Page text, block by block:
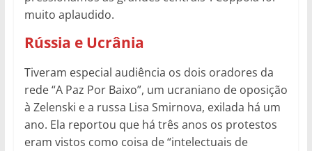
muito aplaudido.
Rússia e Ucrânia
Tiveram especial audiência os dois oradores da
rede “A Paz Por Baixo”, um ucraniano de oposição
à Zelenski e a russa Lisa Smirnova, exilada há um
ano. Ela reportou que há três anos os protestos
eram vistos como coisa de “intelectuais de